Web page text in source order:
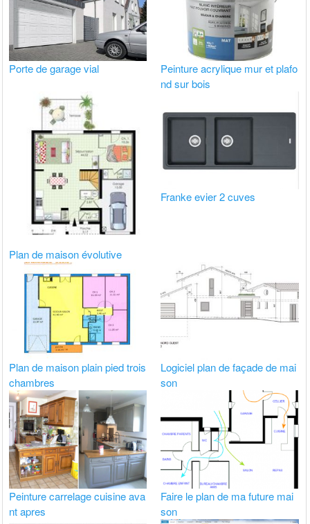
Porte de garage vial
Peinture acrylique mur et plafo
nd sur bois
Plan de maison évolutive
Franke evier 2 cuves
Plan de maison plain pied trois
chambres
Logiciel plan de façade de mai
son
Peinture carrelage cuisine ava
nt apres
Faire le plan de ma future mai
son